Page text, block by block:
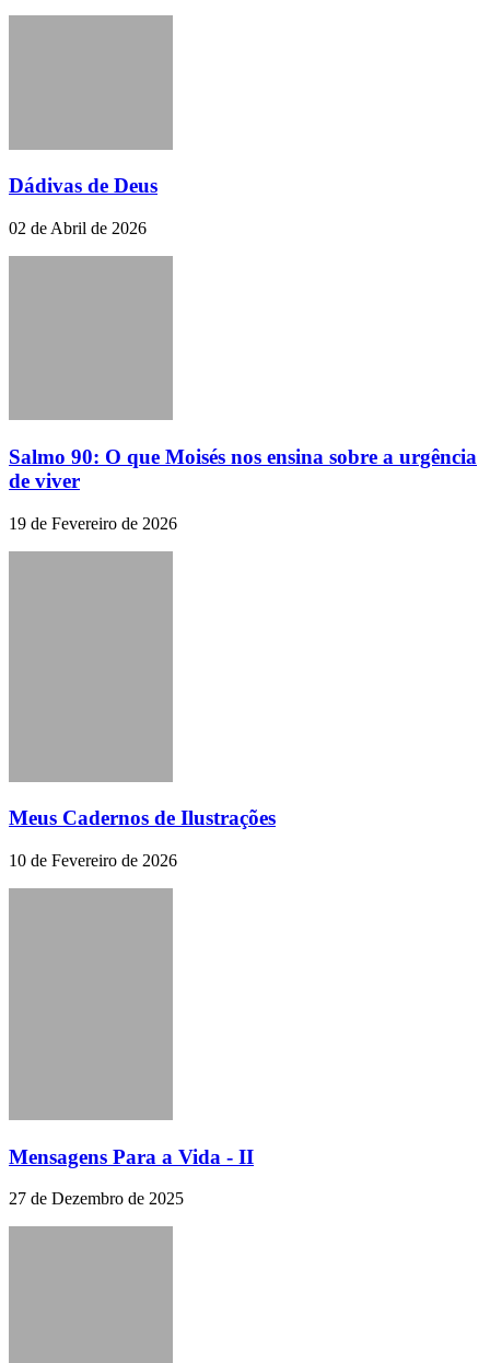
Dádivas de Deus
02 de Abril de 2026
Salmo 90: O que Moisés nos ensina sobre a urgência
de viver
19 de Fevereiro de 2026
Meus Cadernos de Ilustrações
10 de Fevereiro de 2026
Mensagens Para a Vida - II
27 de Dezembro de 2025